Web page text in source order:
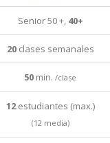
Senior 50 +, 40+
20clases semanales
50 min. /clase
12estudiantes (max.)
(12 media)